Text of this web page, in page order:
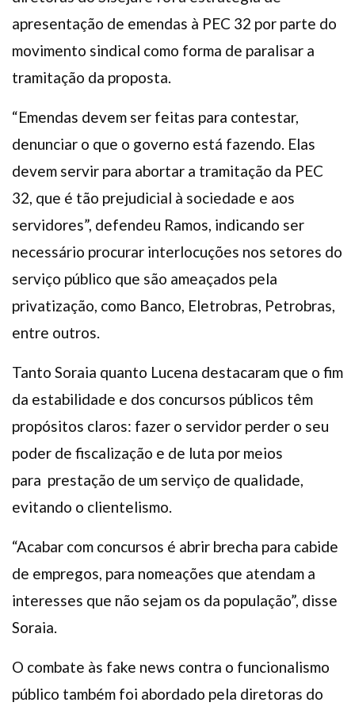
apresentação de emendas à PEC 32 por parte do
movimento sindical como forma de paralisar a
tramitação da proposta.
“Emendas devem ser feitas para contestar,
denunciar o que o governo está fazendo. Elas
devem servir para abortar a tramitação da PEC
32, que é tão prejudicial à sociedade e aos
servidores”, defendeu Ramos, indicando ser
necessário procurar interlocuções nos setores do
serviço público que são ameaçados pela
privatização, como Banco, Eletrobras, Petrobras,
entre outros.
Tanto Soraia quanto Lucena destacaram que o fim
da estabilidade e dos concursos públicos têm
propósitos claros: fazer o servidor perder o seu
poder de fiscalização e de luta por meios
para prestação de um serviço de qualidade,
evitando o clientelismo.
“Acabar com concursos é abrir brecha para cabide
de empregos, para nomeações que atendam a
interesses que não sejam os da população”, disse
Soraia.
O combate às fake news contra o funcionalismo
público também foi abordado pela diretoras do